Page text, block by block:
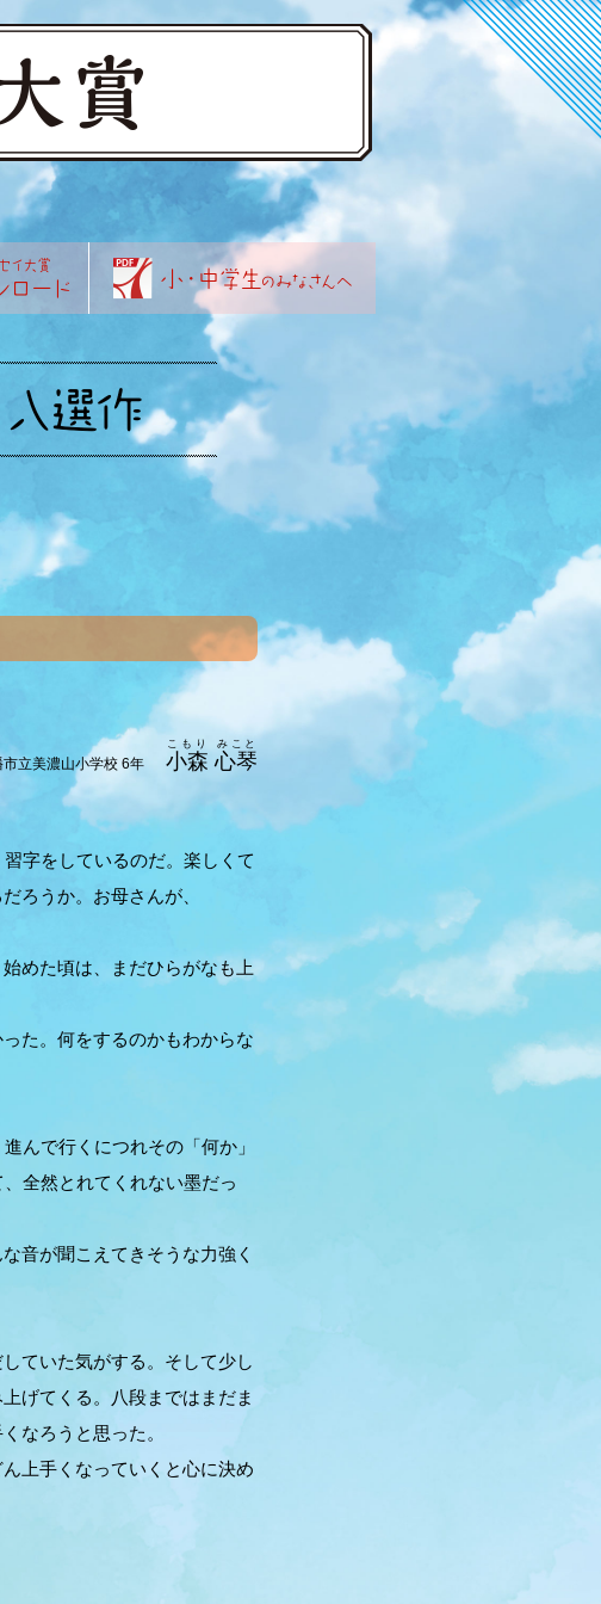
市立美濃山小学校 6年 小森 心琴
こもり みこと
字をしているのだ。楽しくて
ろうか。お母さんが、
めた頃は、まだひらがなも上
た。何をするのかもわからな
んで行くにつれその「何か」
全然とれてくれない墨だっ
音が聞こえてきそうな力強く
ていた気がする。そして少し
げてくる。八段まではまだま
なろうと思った。
上手くなっていくと心に決め